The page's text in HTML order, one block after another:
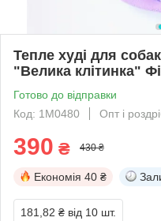
Тепле худі для
"Велика клітинка"
Готово до відправки
Код: 1M0480
Опт і
390 ₴ 430 ₴
Економія 40 ₴
181,82 ₴ від 10 шт.